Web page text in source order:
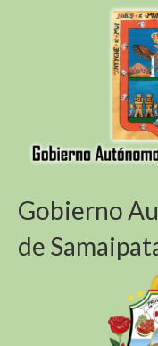
Gobierno
de